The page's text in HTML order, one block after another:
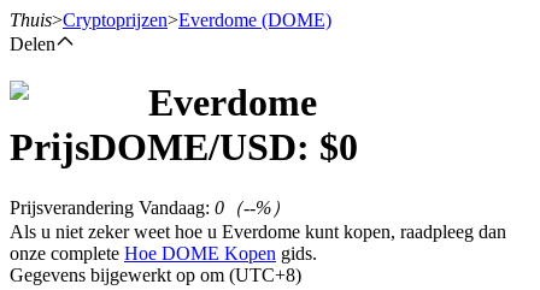
Thuis>Cryptoprijzen>Everdome (DOME)
Delen
Everdome
PrijsDOME/USD: $0
Prijsverandering Vandaag: 0 （--%）
Als u niet zeker weet hoe u Everdome kunt kopen, raadpleeg dan
onze complete Hoe DOME Kopen gids.
Gegevens bijgewerkt op om (UTC+8)